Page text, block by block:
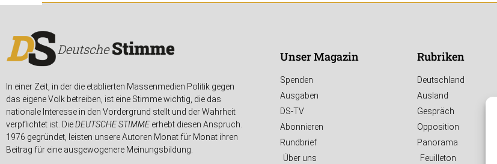
In einer Zeit, in der die etablierten Massenmedien Politik gegen
das eigene Volk betreiben, ist eine Stimme wichtig, die das
nationale Interesse in den Vordergrund stellt und der Wahrheit
verpflichtet ist. DieDEUTSCHE STIMMEerhebt diesen Anspruch.
1976 gegründet, leisten unsere Autoren Monat für Monat ihren
Beitrag für eine ausgewogenere Meinungsbildung.
Unser Magazin
Spenden
Ausgaben
DS-TV
Abonnieren
Rundbrief
Über uns
Rubriken
Deutschland
Ausland
Gespräch
Opposition
Panorama
Feuilleton